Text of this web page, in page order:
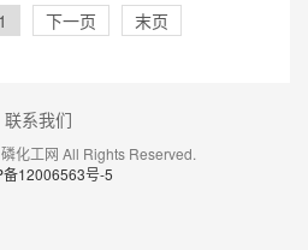
1 下一页 末页
联系我们
化工网 All Rights Reserved.
备12006563号-5